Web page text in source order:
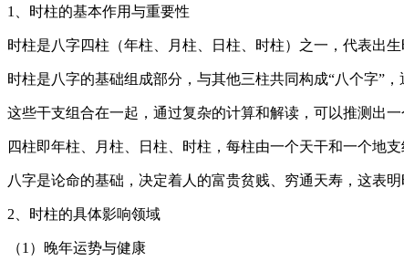
1、时柱的基本作用与重要性
时柱是八字四柱（年柱、月柱、日柱、时柱）之一，代表出
时柱是八字的基础组成部分，与其他三柱共同构成“八个字”
这些干支组合在一起，通过复杂的计算和解读，可以推测出一
四柱即年柱、月柱、日柱、时柱，每柱由一个天干和一个地支
八字是论命的基础，决定着人的富贵贫贱、穷通天寿，这表
2、时柱的具体影响领域
（1）晚年运势与健康